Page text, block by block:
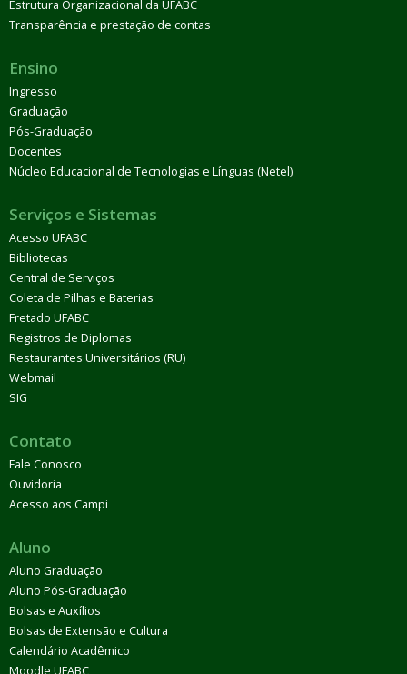
Estrutura Organizacional da UFABC
Transparência e prestação de contas
Ensino
Ingresso
Graduação
Pós-Graduação
Docentes
Núcleo Educacional de Tecnologias e Línguas (Netel)
Serviços e Sistemas
Acesso UFABC
Bibliotecas
Central de Serviços
Coleta de Pilhas e Baterias
Fretado UFABC
Registros de Diplomas
Restaurantes Universitários (RU)
Webmail
SIG
Contato
Fale Conosco
Ouvidoria
Acesso aos Campi
Aluno
Aluno Graduação
Aluno Pós-Graduação
Bolsas e Auxílios
Bolsas de Extensão e Cultura
Calendário Acadêmico
Moodle UFABC